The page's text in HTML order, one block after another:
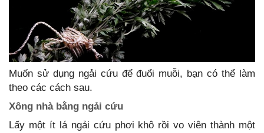
Muốn sử dụng ngải cứu để đuổi muỗi, bạn có thể làm
theo các cách sau.
Xông nhà bằng ngải cứu
Lấy một ít lá ngải cứu phơi khô rồi vo viên thành một